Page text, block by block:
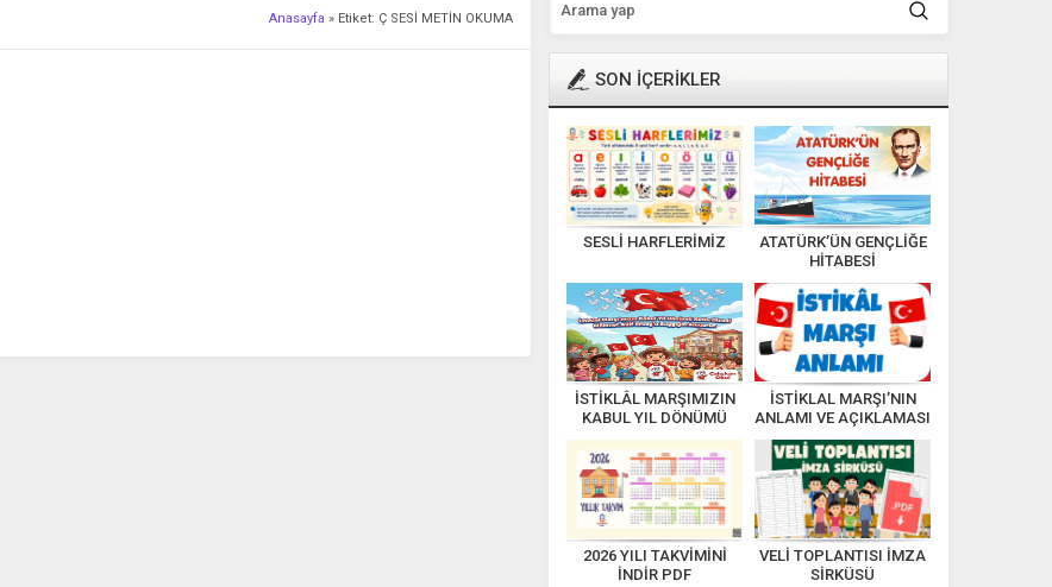
Anasayfa » Etiket: Ç SESİ METİN OKUMA
SON İÇERİKLER
SESLİ HARFLERİMİZ
ATATÜRK’ÜN GENÇLİĞE
HİTABESİ
İSTİKLÂL MARŞIMIZIN
KABUL YIL DÖNÜMÜ
KUTLU OLSUN
İSTİKLAL MARŞI’NIN
ANLAMI VE AÇIKLAMASI
2026 YILI TAKVİMİNİ
İNDİR PDF
VELİ TOPLANTISI İMZA
SİRKÜSÜ